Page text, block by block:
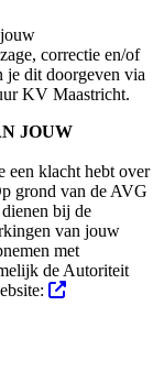
correctie en/of
je dit doorgeven via
KV Maastricht.
JOUW
een klacht hebt over
grond van de AVG
bij de
van jouw
met
de Autoriteit